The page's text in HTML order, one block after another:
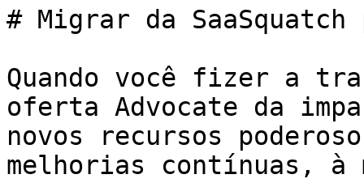
# Migrar da SaaSquatch
Quando você fizer a
oferta Advocate da
novos recursos
melhorias contínuas, à